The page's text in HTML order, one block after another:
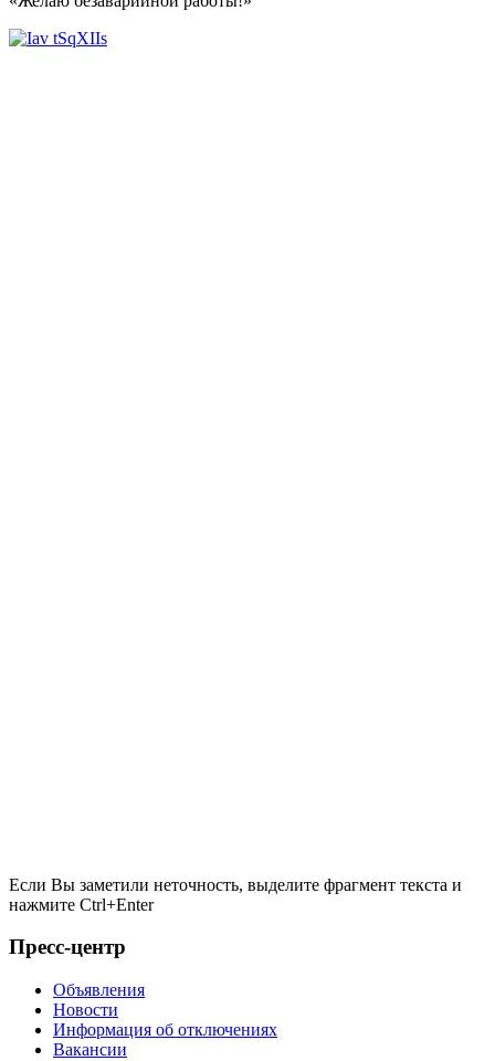
Если Вы заметили неточность, выделите фрагмент текста и
нажмите Ctrl+Enter
Пресс-центр
Объявления
Новости
Информация об отключениях
Вакансии